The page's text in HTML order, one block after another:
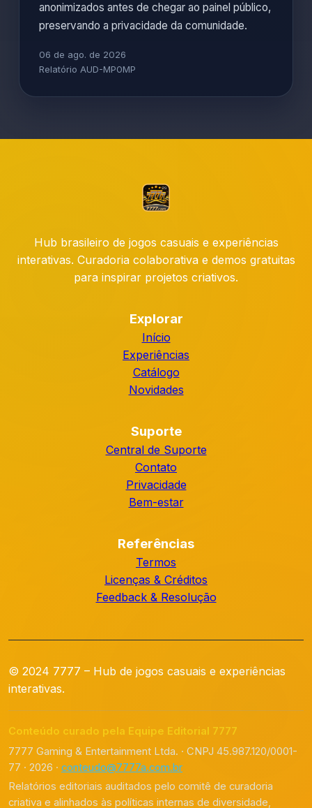
anonimizados antes de chegar ao painel público,
preservando a privacidade da comunidade.
06 de ago. de 2026
Relatório AUD-MP0MP
Hub brasileiro de jogos casuais e experiências
interativas. Curadoria colaborativa e demos gratuitas
para inspirar projetos criativos.
Explorar
Início
Experiências
Catálogo
Novidades
Suporte
Central de Suporte
Contato
Privacidade
Bem-estar
Referências
Termos
Licenças & Créditos
Feedback & Resolução
© 2024 7777 – Hub de jogos casuais e experiências
interativas.
Conteúdo curado pela Equipe Editorial 7777
7777 Gaming & Entertainment Ltda. · CNPJ 45.987.120/0001-
77 · 2026 · conteudo@7777a.com.br
Relatórios editoriais auditados pelo comitê de curadoria
criativa e alinhados às políticas internas de diversidade,